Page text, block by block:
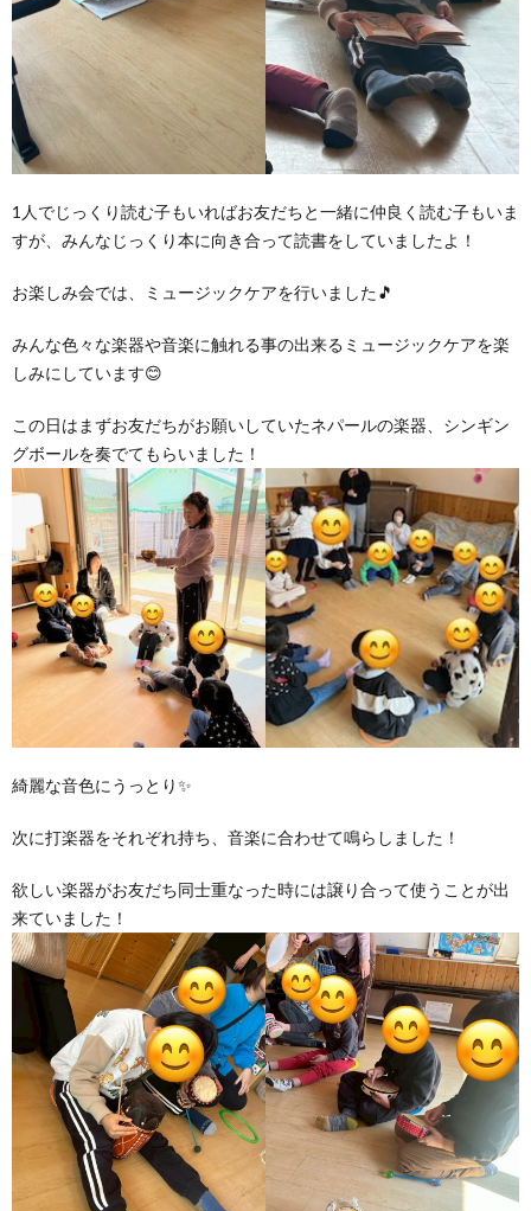
1人でじっくり読む子もいればお友だちと一緒に仲良く読む子もいま
すが、みんなじっくり本に向き合って読書をしていましたよ！
お楽しみ会では、ミュージックケアを行いました🎵
みんな色々な楽器や音楽に触れる事の出来るミュージックケアを楽
しみにしています😊
この日はまずお友だちがお願いしていたネパールの楽器、シンギン
グボールを奏でてもらいました！
綺麗な音色にうっとり✨
次に打楽器をそれぞれ持ち、音楽に合わせて鳴らしました！
欲しい楽器がお友だち同士重なった時には譲り合って使うことが出
来ていました！